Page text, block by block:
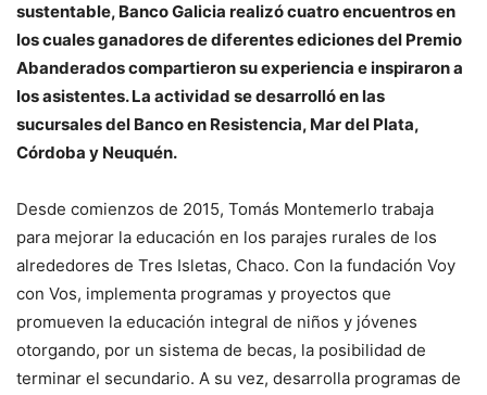
sustentable, Banco Galicia realizó cuatro encuentros en
los cuales ganadores de diferentes ediciones del Premio
Abanderados compartieron su experiencia e inspiraron a
los asistentes. La actividad se desarrolló en las
sucursales del Banco en Resistencia, Mar del Plata,
Córdoba y Neuquén.
Desde comienzos de 2015, Tomás Montemerlo trabaja
para mejorar la educación en los parajes rurales de los
alrededores de Tres Isletas, Chaco. Con la fundación Voy
con Vos, implementa programas y proyectos que
promueven la educación integral de niños y jóvenes
otorgando, por un sistema de becas, la posibilidad de
terminar el secundario. A su vez, desarrolla programas de